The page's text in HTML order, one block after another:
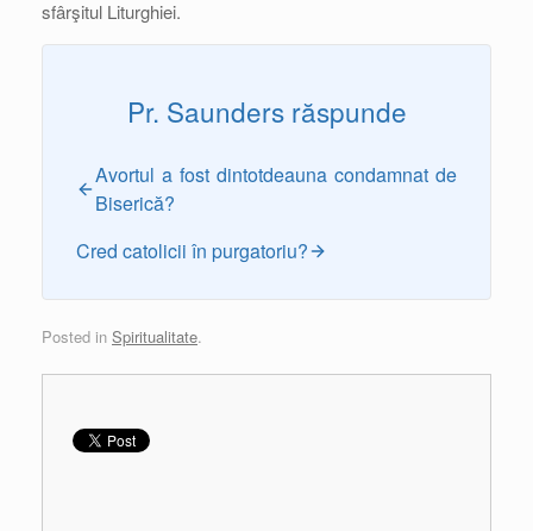
sfârşitul Liturghiei.
Pr. Saunders răspunde
Avortul a fost dintotdeauna condamnat de
Biserică?
Cred catolicii în purgatoriu?
Posted in Spiritualitate.